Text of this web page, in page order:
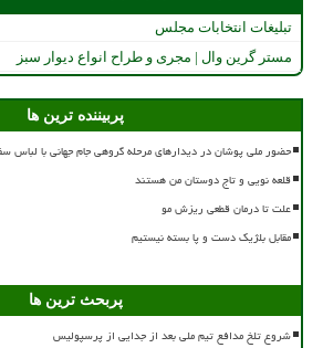
تبلیغات انتخابات مجلس
مستر گرین وال | مجری و طراح انواع دیوار سبز
پربیننده ترین ها
حضور ملی پوشان در دیدارهای مرحله گروهی جام جهانی با لباس
قلعه نویی و تاج دوستان من هستند
علت تا درمان قطعی ریزش مو
مقابل بلژیک دست و پا بسته نیستیم
پربحث ترین ها
شروع تلخ مدافع تیم ملی بعد از جدایی از پرسپولیس